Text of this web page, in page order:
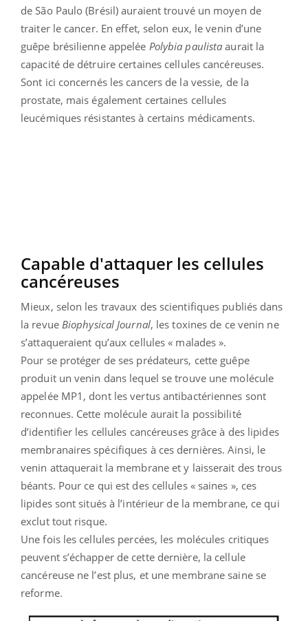
de São Paulo (Brésil) auraient trouvé un moyen de
traiter le cancer. En effet, selon eux, le venin d’une
guêpe brésilienne appelée Polybia paulistaaurait la
capacité de détruire certaines cellules cancéreuses.
Sont ici concernés les cancers de la vessie, de la
prostate, mais également certaines cellules
leucémiques résistantes à certains médicaments.
Capable d'attaquer les cellules
cancéreuses
Mieux, selon les travaux des scientifiques publiés dans
la revue Biophysical Journal, les toxines de ce venin ne
s’attaqueraient qu’aux cellules « malades ».
Pour se protéger de ses prédateurs, cette guêpe
produit un venin dans lequel se trouve une molécule
appelée MP1, dont les vertus antibactériennes sont
reconnues. Cette molécule aurait la possibilité
d’identifier les cellules cancéreuses grâce à des lipides
membranaires spécifiques à ces dernières. Ainsi, le
venin attaquerait la membrane et y laisserait des trous
béants. Pour ce qui est des cellules « saines », ces
lipides sont situés à l’intérieur de la membrane, ce qui
exclut tout risque.
Une fois les cellules percées, les molécules critiques
peuvent s’échapper de cette dernière, la cellule
cancéreuse ne l’est plus, et une membrane saine se
reforme.